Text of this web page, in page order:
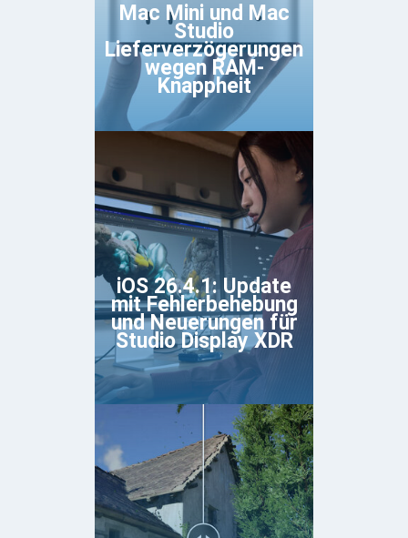
Mac Mini und Mac
Studio
Lieferverzögerungen
wegen RAM-
Knappheit
iOS 26.4.1: Update
mit Fehlerbehebung
und Neuerungen für
Studio Display XDR